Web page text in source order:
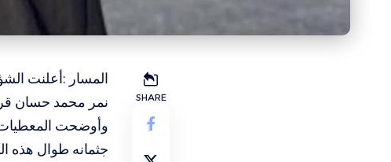
SHARE
المسار :أعلنت
نمر محمد حسان
جثمانه طوال هذه